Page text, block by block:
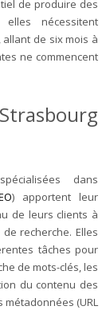
de produire des
nécessitent
de six mois à
ne commencent
dans
) apportent leur
de leurs clients à
recherche. Elles
tâches pour
de mots-clés, les
du contenu des
métadonnées (URL